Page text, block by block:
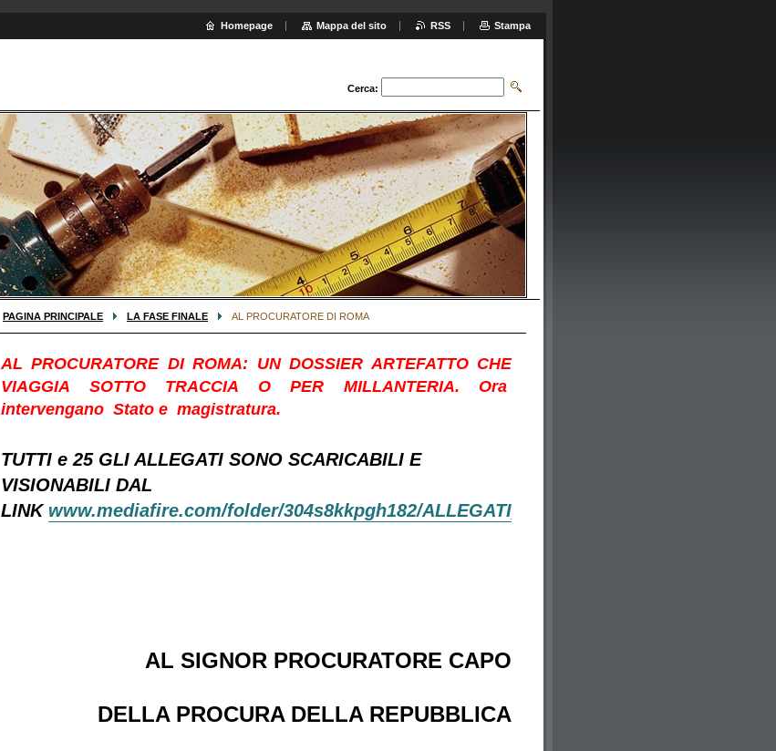
Cerca:
PAGINA PRINCIPALE LA FASE FINALE AL PROCURATORE DI ROMA
AL PROCURATORE DI ROMA: UN DOSSIER ARTEFATTO CHE
VIAGGIA SOTTO TRACCIA O PER MILLANTERIA. Ora
intervengano Stato e magistratura.
TUTTI e 25 GLI ALLEGATI SONO SCARICABILI E
VISIONABILI DAL
LINK www.mediafire.com/folder/304s8kkpgh182/
AL SIGNOR PROCURATORE CAPO
DELLA PROCURA DELLA REPUBBLICA
Homepage Mappa del sito RSS Stampa